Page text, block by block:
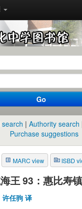
Go
Authority search
Purchase suggestions
MARC view ISBD
王 93：惠比寿
许任驹 译